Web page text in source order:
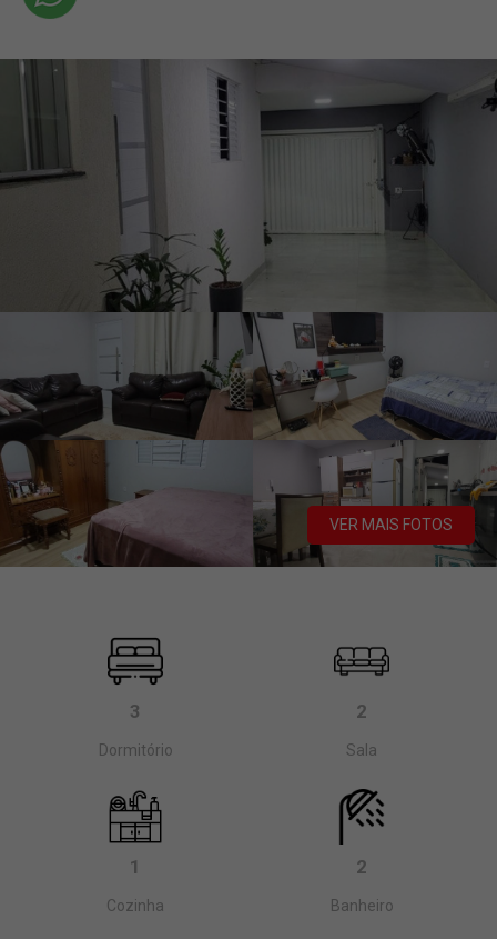
VER MAIS FOTOS
3
Dormitório
2
Sala
1
Cozinha
2
Banheiro